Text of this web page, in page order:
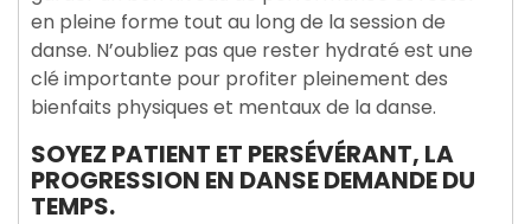
en pleine forme tout au long de la session de
danse. N’oubliez pas que rester hydraté est une
clé importante pour profiter pleinement des
bienfaits physiques et mentaux de la danse.
SOYEZ PATIENT ET PERSÉVÉRANT, LA
PROGRESSION EN DANSE DEMANDE DU
TEMPS.